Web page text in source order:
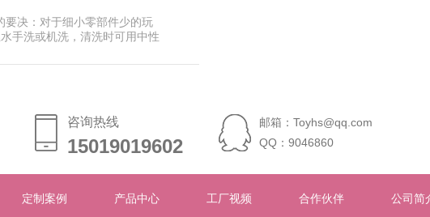
要决：对于细小零部件少的玩
手洗或机洗，清洗时可用中性
咨询热线
15019019602
15019019602
邮箱：Toyhs@qq.com
QQ：9046860
定制案例 产品中心 工厂视频 合作伙伴 公司简